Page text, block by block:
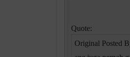
Quote:
Original Posted